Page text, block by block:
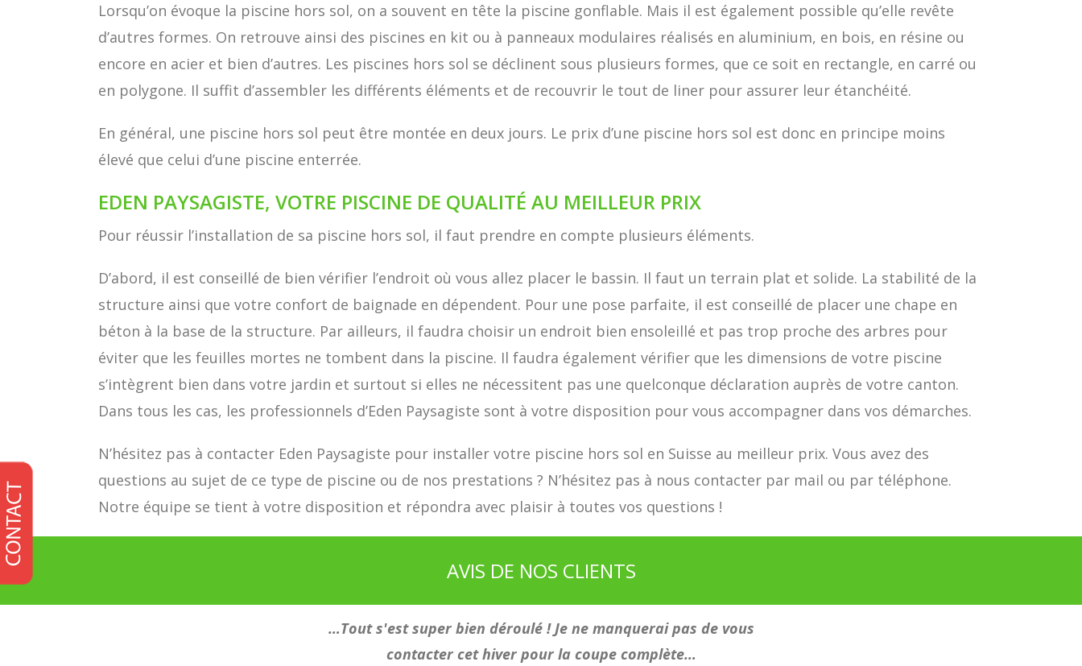
Lorsqu’on évoque la piscine hors sol, on a souvent en tête la piscine gonflable. Mais il est également possible qu’elle revête
d’autres formes. On retrouve ainsi des piscines en kit ou à panneaux modulaires réalisés en aluminium, en bois, en résine ou
encore en acier et bien d’autres. Les piscines hors sol se déclinent sous plusieurs formes, que ce soit en rectangle, en carré ou
en polygone. Il suffit d’assembler les différents éléments et de recouvrir le tout de liner pour assurer leur étanchéité.
En général, une piscine hors sol peut être montée en deux jours. Le prix d’une piscine hors sol est donc en principe moins
élevé que celui d’une piscine enterrée.
EDEN PAYSAGISTE, VOTRE PISCINE DE QUALITÉ AU MEILLEUR PRIX
Pour réussir l’installation de sa piscine hors sol, il faut prendre en compte plusieurs éléments.
D’abord, il est conseillé de bien vérifier l’endroit où vous allez placer le bassin. Il faut un terrain plat et solide. La stabilité de la
structure ainsi que votre confort de baignade en dépendent. Pour une pose parfaite, il est conseillé de placer une chape en
béton à la base de la structure. Par ailleurs, il faudra choisir un endroit bien ensoleillé et pas trop proche des arbres pour
éviter que les feuilles mortes ne tombent dans la piscine. Il faudra également vérifier que les dimensions de votre piscine
s’intègrent bien dans votre jardin et surtout si elles ne nécessitent pas une quelconque déclaration auprès de votre canton.
Dans tous les cas, les professionnels d’Eden Paysagiste sont à votre disposition pour vous accompagner dans vos démarches.
N’hésitez pas à contacter Eden Paysagiste pour installer votre piscine hors sol en Suisse au meilleur prix. Vous avez des
questions au sujet de ce type de piscine ou de nos prestations ? N’hésitez pas à nous contacter par mail ou par téléphone.
Notre équipe se tient à votre disposition et répondra avec plaisir à toutes vos questions !
AVIS DE NOS CLIENTS
…Tout s'est super bien déroulé ! Je ne manquerai pas de vous
contacter cet hiver pour la coupe complète…